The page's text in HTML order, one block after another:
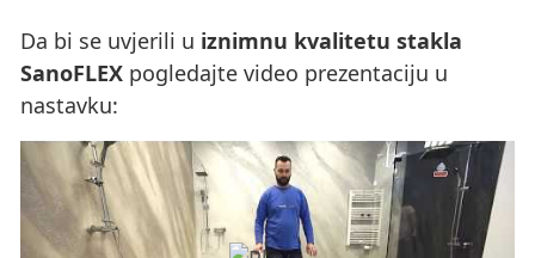
Da bi se uvjerili u iznimnu kvalitetu stakla
SanoFLEX pogledajte video prezentaciju u
nastavku: